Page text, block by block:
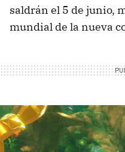
saldrán el 5 de junio,
mundial de la nueva